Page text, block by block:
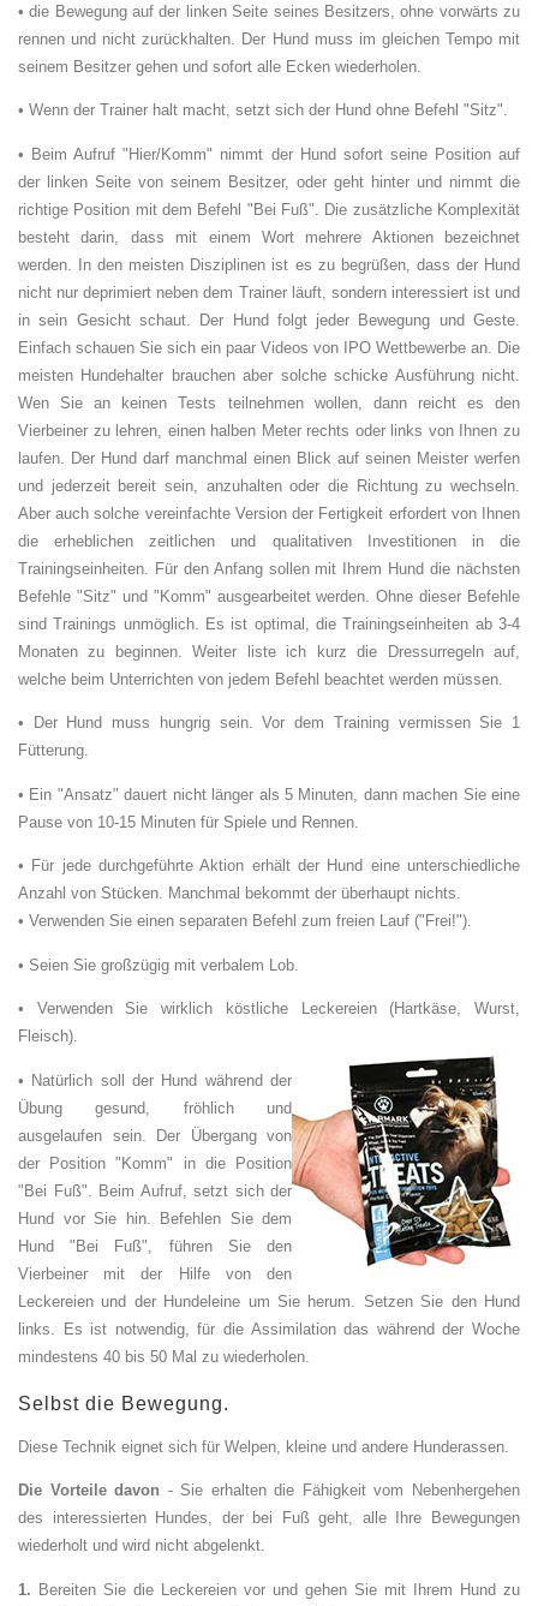
• die Bewegung auf der linken Seite seines Besitzers, ohne vorwärts zu
rennen und nicht zurückhalten. Der Hund muss im gleichen Tempo mit
seinem Besitzer gehen und sofort alle Ecken wiederholen.
• Wenn der Trainer halt macht, setzt sich der Hund ohne Befehl "Sitz".
• Beim Aufruf "Hier/Komm" nimmt der Hund sofort seine Position auf
der linken Seite von seinem Besitzer, oder geht hinter und nimmt die
richtige Position mit dem Befehl "Bei Fuß". Die zusätzliche Komplexität
besteht darin, dass mit einem Wort mehrere Aktionen bezeichnet
werden. In den meisten Disziplinen ist es zu begrüßen, dass der Hund
nicht nur deprimiert neben dem Trainer läuft, sondern interessiert ist und
in sein Gesicht schaut. Der Hund folgt jeder Bewegung und Geste.
Einfach schauen Sie sich ein paar Videos von IPO Wettbewerbe an. Die
meisten Hundehalter brauchen aber solche schicke Ausführung nicht.
Wen Sie an keinen Tests teilnehmen wollen, dann reicht es den
Vierbeiner zu lehren, einen halben Meter rechts oder links von Ihnen zu
laufen. Der Hund darf manchmal einen Blick auf seinen Meister werfen
und jederzeit bereit sein, anzuhalten oder die Richtung zu wechseln.
Aber auch solche vereinfachte Version der Fertigkeit erfordert von Ihnen
die erheblichen zeitlichen und qualitativen Investitionen in die
Trainingseinheiten. Für den Anfang sollen mit Ihrem Hund die nächsten
Befehle "Sitz" und "Komm" ausgearbeitet werden. Ohne dieser Befehle
sind Trainings unmöglich. Es ist optimal, die Trainingseinheiten ab 3-4
Monaten zu beginnen. Weiter liste ich kurz die Dressurregeln auf,
welche beim Unterrichten von jedem Befehl beachtet werden müssen.
• Der Hund muss hungrig sein. Vor dem Training vermissen Sie 1
Fütterung.
• Ein "Ansatz" dauert nicht länger als 5 Minuten, dann machen Sie eine
Pause von 10-15 Minuten für Spiele und Rennen.
• Für jede durchgeführte Aktion erhält der Hund eine unterschiedliche
Anzahl von Stücken. Manchmal bekommt der überhaupt nichts.
• Verwenden Sie einen separaten Befehl zum freien Lauf ("Frei!").
• Seien Sie großzügig mit verbalem Lob.
• Verwenden Sie wirklich köstliche Leckereien (Hartkäse, Wurst,
Fleisch).
• Natürlich soll der Hund während der
Übung gesund, fröhlich und
ausgelaufen sein. Der Übergang von
der Position "Komm" in die Position
"Bei Fuß". Beim Aufruf, setzt sich der
Hund vor Sie hin. Befehlen Sie dem
Hund "Bei Fuß", führen Sie den
Vierbeiner mit der Hilfe von den
Leckereien und der Hundeleine um Sie herum. Setzen Sie den Hund
links. Es ist notwendig, für die Assimilation das während der Woche
mindestens 40 bis 50 Mal zu wiederholen.
Selbst die Bewegung.
Diese Technik eignet sich für Welpen, kleine und andere Hunderassen.
Die Vorteile davon - Sie erhalten die Fähigkeit vom Nebenhergehen
des interessierten Hundes, der bei Fuß geht, alle Ihre Bewegungen
wiederholt und wird nicht abgelenkt.
1. Bereiten Sie die Leckereien vor und gehen Sie mit Ihrem Hund zu